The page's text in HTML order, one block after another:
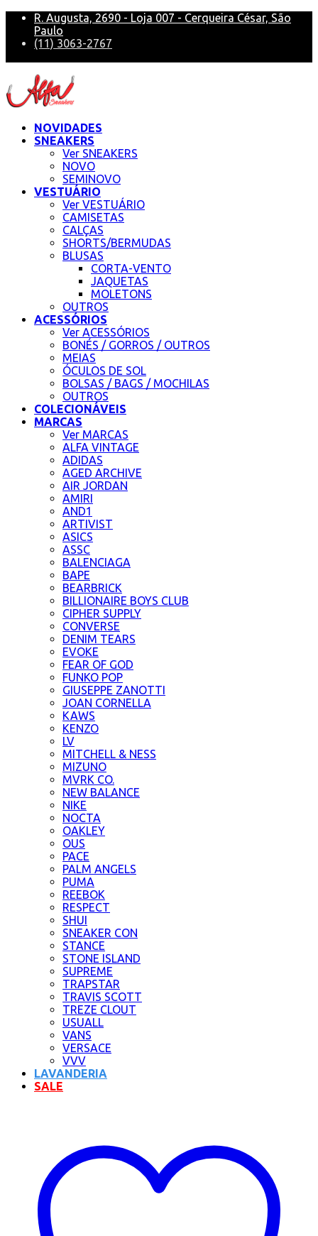
R. Augusta, 2690 - Loja 007 - Cerqueira César, São
Paulo
(11) 3063-2767
NOVIDADES
SNEAKERS
Ver SNEAKERS
NOVO
SEMINOVO
VESTUÁRIO
Ver VESTUÁRIO
CAMISETAS
CALÇAS
SHORTS/BERMUDAS
BLUSAS
CORTA-VENTO
JAQUETAS
MOLETONS
OUTROS
ACESSÓRIOS
Ver ACESSÓRIOS
BONÉS / GORROS / OUTROS
MEIAS
ÓCULOS DE SOL
BOLSAS / BAGS / MOCHILAS
OUTROS
COLECIONÁVEIS
MARCAS
Ver MARCAS
ALFA VINTAGE
ADIDAS
AGED ARCHIVE
AIR JORDAN
AMIRI
AND1
ARTIVIST
ASICS
ASSC
BALENCIAGA
BAPE
BEARBRICK
BILLIONAIRE BOYS CLUB
CIPHER SUPPLY
CONVERSE
DENIM TEARS
EVOKE
FEAR OF GOD
FUNKO POP
GIUSEPPE ZANOTTI
JOAN CORNELLA
KAWS
KENZO
LV
MITCHELL & NESS
MIZUNO
MVRK CO.
NEW BALANCE
NIKE
NOCTA
OAKLEY
OUS
PACE
PALM ANGELS
PUMA
REEBOK
RESPECT
SHUI
SNEAKER CON
STANCE
STONE ISLAND
SUPREME
TRAPSTAR
TRAVIS SCOTT
TREZE CLOUT
USUALL
VANS
VERSACE
VVV
LAVANDERIA
SALE